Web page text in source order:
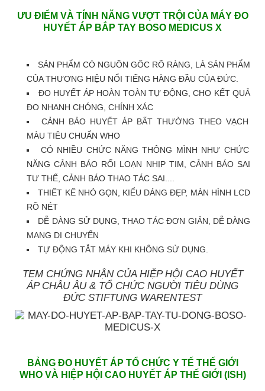
ƯU ĐIỂM VÀ TÍNH NĂNG VƯỢT TRỘI CỦA MÁY ĐO
HUYẾT ÁP BẮP TAY BOSO MEDICUS X
SẢN PHẨM CÓ NGUỒN GỐC RÕ RÀNG, LÀ SẢN PHẨM
CỦA THƯƠNG HIỆU NỔI TIẾNG HÀNG ĐẦU CỦA ĐỨC.
ĐO HUYẾT ÁP HOÀN TOÀN TỰ ĐỘNG, CHO KẾT QUẢ
ĐO NHANH CHÓNG, CHÍNH XÁC
CẢNH BẢO HUYẾT ÁP BẤT THƯỜNG THEO VẠCH
MÀU TIÊU CHUẨN WHO
CÓ NHIỀU CHỨC NĂNG THÔNG MÌNH NHƯ CHỨC
NĂNG CẢNH BÁO RỐI LOẠN NHỊP TIM, CẢNH BÁO SAI
TƯ THẾ, CẢNH BÁO THAO TÁC SAI....
THIẾT KẾ NHỎ GỌN, KIỂU DÁNG ĐẸP, MÀN HÌNH LCD
RÕ NÉT
DỄ DÀNG SỬ DỤNG, THAO TÁC ĐƠN GIẢN, DỄ DÀNG
MANG DI CHUYỂN
TỰ ĐỘNG TẮT MÁY KHI KHÔNG SỬ DỤNG.
TEM CHỨNG NHẬN CỦA HIỆP HỘI CAO HUYẾT
ÁP CHÂU ÂU & TỔ CHỨC NGƯỜI TIÊU DÙNG
ĐỨC STIFTUNG WARENTEST
BẢNG ĐO HUYẾT ÁP TỔ CHỨC Y TẾ THẾ GIỚI
WHO VÀ HIỆP HỘI CAO HUYẾT ÁP THẾ GIỚI (ISH)